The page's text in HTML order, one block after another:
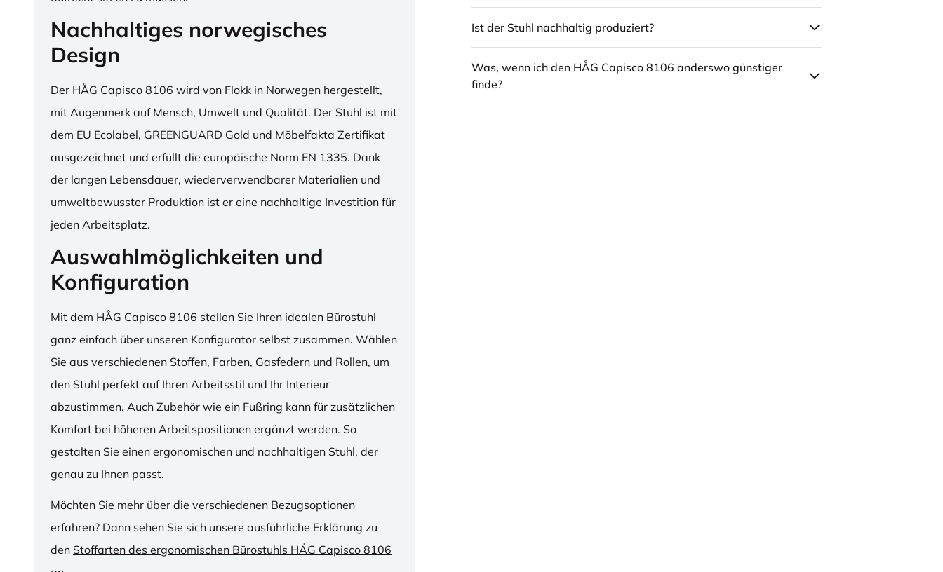
Nachhaltiges norwegisches
Design
Der HÅG Capisco 8106 wird von Flokk in Norwegen hergestellt,
mit Augenmerk auf Mensch, Umwelt und Qualität. Der Stuhl ist mit
dem EU Ecolabel, GREENGUARD Gold und Möbelfakta Zertifikat
ausgezeichnet und erfüllt die europäische Norm EN 1335. Dank
der langen Lebensdauer, wiederverwendbarer Materialien und
umweltbewusster Produktion ist er eine nachhaltige Investition für
jeden Arbeitsplatz.
Auswahlmöglichkeiten und
Konfiguration
Mit dem HÅG Capisco 8106 stellen Sie Ihren idealen Bürostuhl
ganz einfach über unseren Konfigurator selbst zusammen. Wählen
Sie aus verschiedenen Stoffen, Farben, Gasfedern und Rollen, um
den Stuhl perfekt auf Ihren Arbeitsstil und Ihr Interieur
abzustimmen. Auch Zubehör wie ein Fußring kann für zusätzlichen
Komfort bei höheren Arbeitspositionen ergänzt werden. So
gestalten Sie einen ergonomischen und nachhaltigen Stuhl, der
genau zu Ihnen passt.
Möchten Sie mehr über die verschiedenen Bezugsoptionen
erfahren? Dann sehen Sie sich unsere ausführliche Erklärung zu
den Stoffarten des ergonomischen Bürostuhls HÅG Capisco 8106
Ist der Stuhl nachhaltig produziert?
Was, wenn ich den HÅG Capisco 8106 anderswo günstiger
finde?